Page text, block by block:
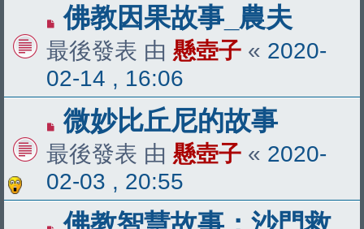
佛教因果故事_農夫
最後發表 由 懸壺子 « 2020-
02-14 , 16:06
微妙比丘尼的故事
最後發表 由 懸壺子 « 2020-
02-03 , 20:55